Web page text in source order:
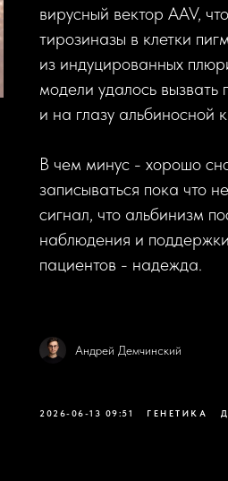
вирусный вектор AAV,
тирозиназы в клетки
из индуцированных
модели удалось
и на глазу альбиносной
В чем минус - хорошо
записываться пока что
сигнал, что альбинизм
наблюдения и
пациентов - надежда.
Андрей Демчинский
2026-06-13 09:51 ГЕНЕТИКА